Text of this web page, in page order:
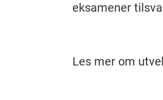
eksamener
Les mer om